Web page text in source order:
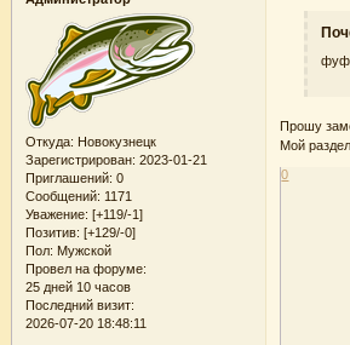
Откуда: Новокузнецк
Зарегистрирован: 2023-01-21
Приглашений: 0
Сообщений: 1171
Уважение: [+119/-1]
Позитив: [+129/-0]
Пол: Мужской
Провел на форуме:
25 дней 10 часов
Последний визит:
2026-07-20 18:48:11
Прошу
Мой
0